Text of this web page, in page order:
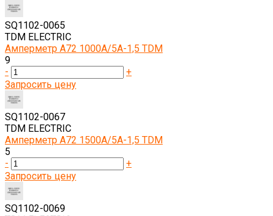
SQ1102-0065
TDM ELECTRIC
Амперметр А72 1000А/5А-1,5 TDM
9
-
+
Запросить цену
SQ1102-0067
TDM ELECTRIC
Амперметр А72 1500А/5А-1,5 TDM
5
-
+
Запросить цену
SQ1102-0069